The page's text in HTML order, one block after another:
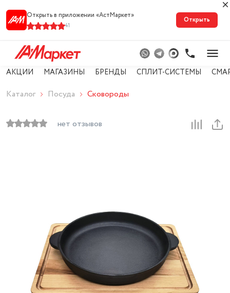
Открыть в приложении «АстМарке‪т‬»
41
Открыть
АКЦИИ МАГАЗИНЫ БРЕНДЫ СПЛИТ-СИСТЕМЫ
Каталог Посуда Сковороды
нет отзывов